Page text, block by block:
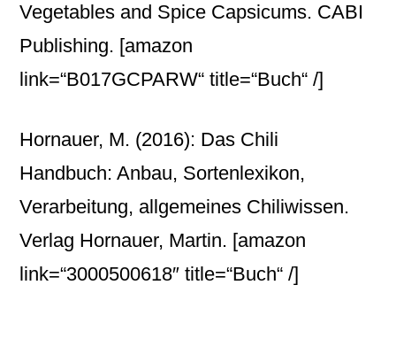
Vegetables and Spice Capsicums. CABI
Publishing. [amazon
link=“B017GCPARW“ title=“Buch“ /]
Hornauer, M. (2016): Das Chili
Handbuch: Anbau, Sortenlexikon,
Verarbeitung, allgemeines Chiliwissen.
Verlag Hornauer, Martin. [amazon
link=“3000500618″ title=“Buch“ /]